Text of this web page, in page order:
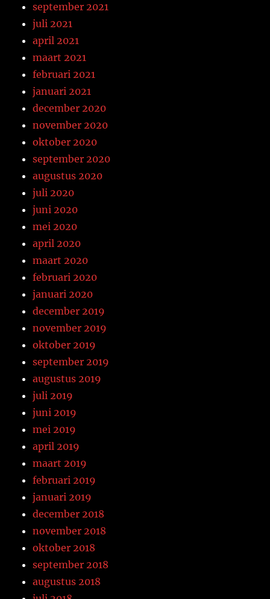
september 2021
juli 2021
april 2021
maart 2021
februari 2021
januari 2021
december 2020
november 2020
oktober 2020
september 2020
augustus 2020
juli 2020
juni 2020
mei 2020
april 2020
maart 2020
februari 2020
januari 2020
december 2019
november 2019
oktober 2019
september 2019
augustus 2019
juli 2019
juni 2019
mei 2019
april 2019
maart 2019
februari 2019
januari 2019
december 2018
november 2018
oktober 2018
september 2018
augustus 2018